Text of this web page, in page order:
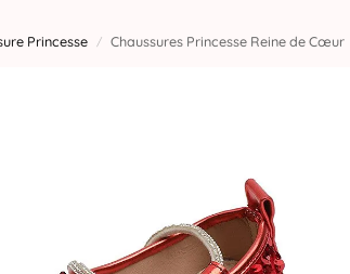
Princesse / Chaussures Princesse Reine de Cœur